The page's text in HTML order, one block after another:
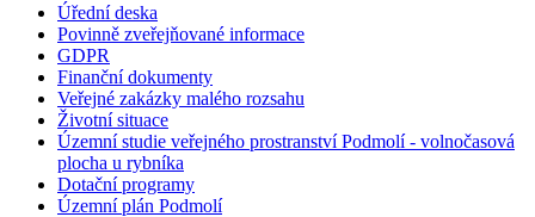
Úřední deska
Povinně zveřejňované informace
GDPR
Finanční dokumenty
Veřejné zakázky malého rozsahu
Životní situace
Územní studie veřejného prostranství Podmolí - volnočasová
plocha u rybníka
Dotační programy
Územní plán Podmolí